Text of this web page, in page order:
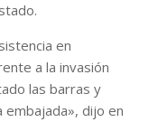
en
a la invasión
las barras y
dijo en